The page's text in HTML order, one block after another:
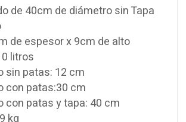
de 40cm de diámetro sin Tapa
de espesor x 9cm de alto
litros
sin patas: 12 cm
con patas:30 cm
con patas y tapa: 40 cm
kg